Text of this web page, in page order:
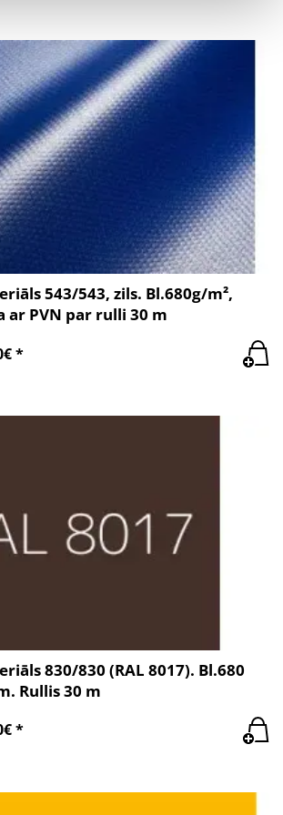
543/543, zils. Bl.680g/m²,
ar PVN par rulli 30 m
*
830/830 (RAL 8017). Bl.680
Rullis 30 m
*